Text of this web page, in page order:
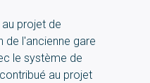
projet de
de l'ancienne gare
le système de
au projet